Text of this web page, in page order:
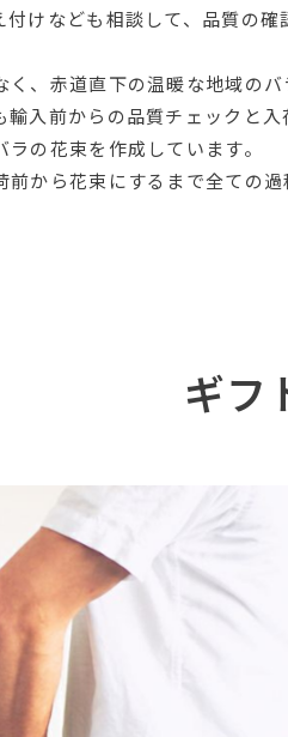
けなども相談して、品質の確
く、赤道直下の温暖な地域のバ
輸入前からの品質チェックと入
の花束を作成しています。
前から花束にするまで全ての過
ギフ